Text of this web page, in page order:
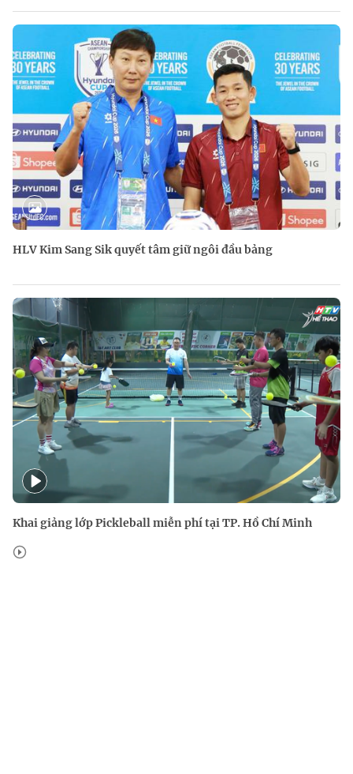
HLV Kim Sang Sik quyết tâm giữ ngôi đầu bảng
Khai giảng lớp Pickleball miễn phí tại TP. Hồ Chí Minh